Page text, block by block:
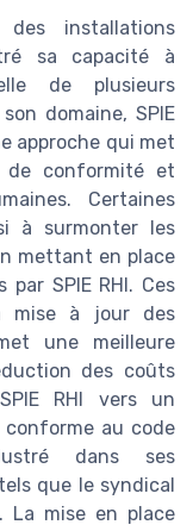
installations
sa capacité à
de plusieurs
domaine, SPIE
approche qui met
de conformité et
Certaines
à surmonter les
mettant en place
SPIE RHI. Ces
mise à jour des
une meilleure
des coûts
RHI vers un
au code
dans ses
que le syndical
La mise en place